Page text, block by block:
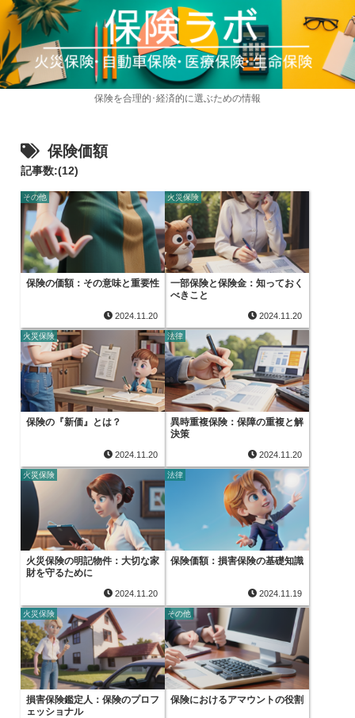
保険を合理的･経済的に選ぶための情報
保険価額
記事数:(12)
その他
保険の価額：その意味と重要性
2024.11.20
火災保険
一部保険と保険金：知っておく
べきこと
2024.11.20
火災保険
保険の『新価』とは？
2024.11.20
法律
異時重複保険：保障の重複と解
決策
2024.11.20
火災保険
火災保険の明記物件：大切な家
財を守るために
2024.11.20
法律
保険価額：損害保険の基礎知識
2024.11.19
火災保険
損害保険鑑定人：保険のプロフ
ェッショナル
その他
保険におけるアマウントの役割